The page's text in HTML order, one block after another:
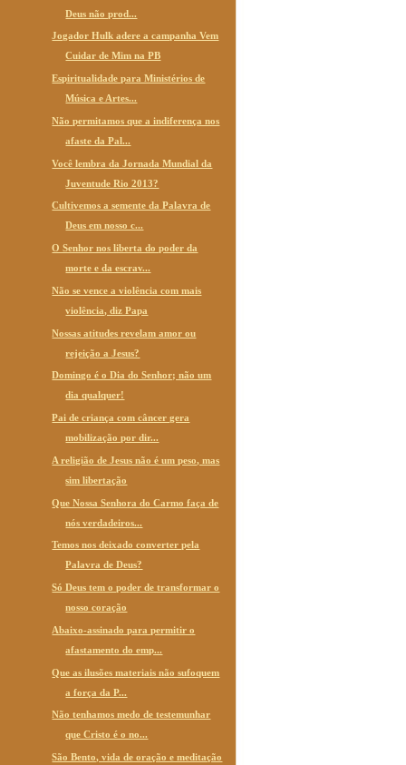
Deus não prod...
Jogador Hulk adere a campanha Vem
Cuidar de Mim na PB
Espiritualidade para Ministérios de
Música e Artes...
Não permitamos que a indiferença nos
afaste da Pal...
Você lembra da Jornada Mundial da
Juventude Rio 2013?
Cultivemos a semente da Palavra de
Deus em nosso c...
O Senhor nos liberta do poder da
morte e da escrav...
Não se vence a violência com mais
violência, diz Papa
Nossas atitudes revelam amor ou
rejeição a Jesus?
Domingo é o Dia do Senhor; não um
dia qualquer!
Pai de criança com câncer gera
mobilização por dir...
A religião de Jesus não é um peso, mas
sim libertação
Que Nossa Senhora do Carmo faça de
nós verdadeiros...
Temos nos deixado converter pela
Palavra de Deus?
Só Deus tem o poder de transformar o
nosso coração
Abaixo-assinado para permitir o
afastamento do emp...
Que as ilusões materiais não sufoquem
a força da P...
Não tenhamos medo de testemunhar
que Cristo é o no...
São Bento, vida de oração e meditação